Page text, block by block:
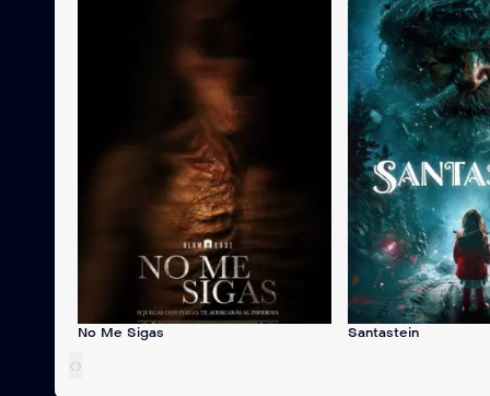
No Me Sigas Santastein
‹›